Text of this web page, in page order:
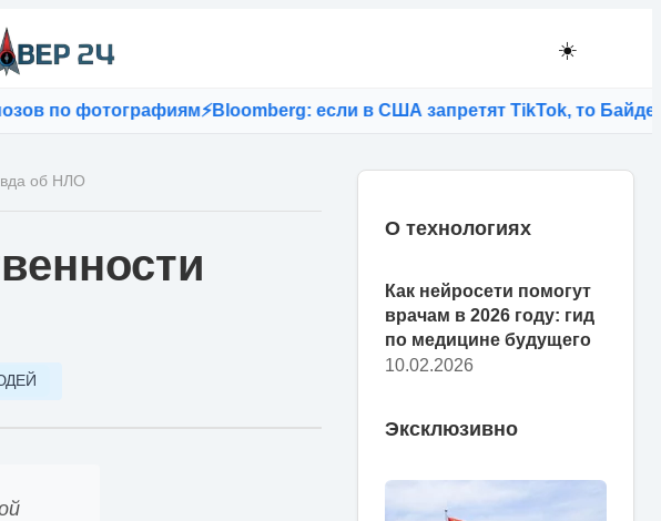
☀️
⚡Bloomberg: если в США запретят TikTok, то Байден лишится
об НЛО
О технологиях
Как нейросети помогут
врачам в 2026 году: гид
по медицине будущего
10.02.2026
Эксклюзивно